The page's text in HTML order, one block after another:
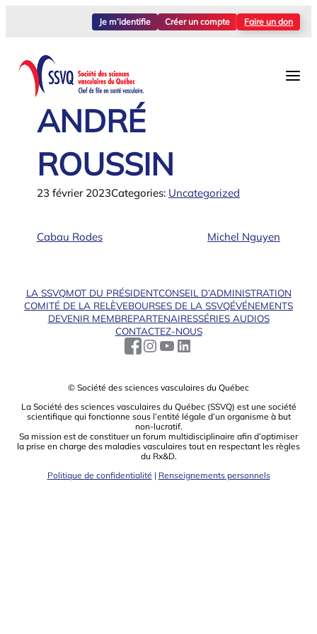
Je m’identifie Créer un compte Faire un don
ANDRÉ
ROUSSIN
23 février 2023Categories: Uncategorized
Cabau Rodes Michel Nguyen
LA SSVQMOT DU PRÉSIDENTCONSEIL D’ADMINISTRATION
COMITÉ DE LA RELÈVEBOURSES DE LA SSVQÉVÉNEMENTS
DEVENIR MEMBREPARTENAIRESSÉRIES AUDIOS
CONTACTEZ-NOUS
© Société des sciences vasculaires du Québec
La Société des sciences vasculaires du Québec (SSVQ) est une société
scientiﬁque qui fonctionne sous l’entité légale d’un organisme à but
non-lucratif.
Sa mission est de constituer un forum multidisciplinaire aﬁn d’optimiser
la prise en charge des maladies vasculaires tout en respectant les règles
du Rx&D.
Politique de confidentialité | Renseignements personnels